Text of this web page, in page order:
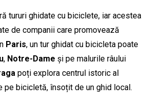
tururi ghidate cu biciclete, iar acestea
de companii care promovează
Paris, un tur ghidat cu bicicleta poate
, Notre-Dame și pe malurile râului
poți explora centrul istoric al
pe bicicletă, însoțit de un ghid local.